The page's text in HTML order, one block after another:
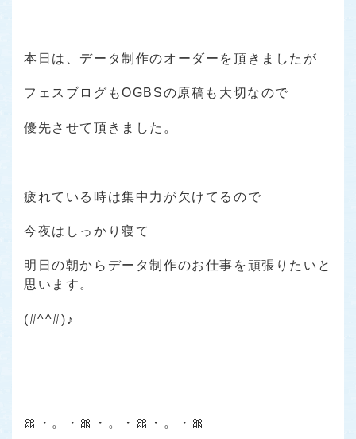
本日は、データ制作のオーダーを頂きましたが
フェスブログもOGBSの原稿も大切なので
優先させて頂きました。
疲れている時は集中力が欠けてるので
今夜はしっかり寝て
明日の朝からデータ制作のお仕事を頑張りたいと
思います。
(#^^#)♪
🎀・。・🎀・。・🎀・。・🎀